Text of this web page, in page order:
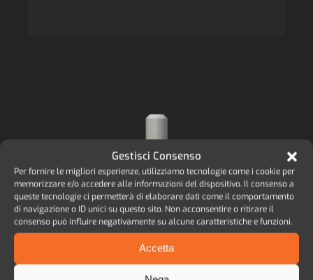
Gestisci Consenso
Per fornire le migliori esperienze, utilizziamo tecnologie come i cookie per
memorizzare e/o accedere alle informazioni del dispositivo. Il consenso a
queste tecnologie ci permetterà di elaborare dati come il comportamento
di navigazione o ID unici su questo sito. Non acconsentire o ritirare il
consenso può influire negativamente su alcune caratteristiche e funzioni.
Accetta